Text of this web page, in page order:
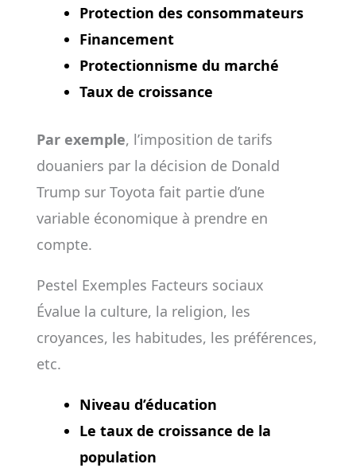
Protection des consommateurs
Financement
Protectionnisme du marché
Taux de croissance
Par exemple, l’imposition de tarifs
douaniers par la décision de Donald
Trump sur Toyota fait partie d’une
variable économique à prendre en
compte.
Pestel Exemples Facteurs sociaux
Évalue la culture, la religion, les
croyances, les habitudes, les préférences,
etc.
Niveau d’éducation
Le taux de croissance de la
population